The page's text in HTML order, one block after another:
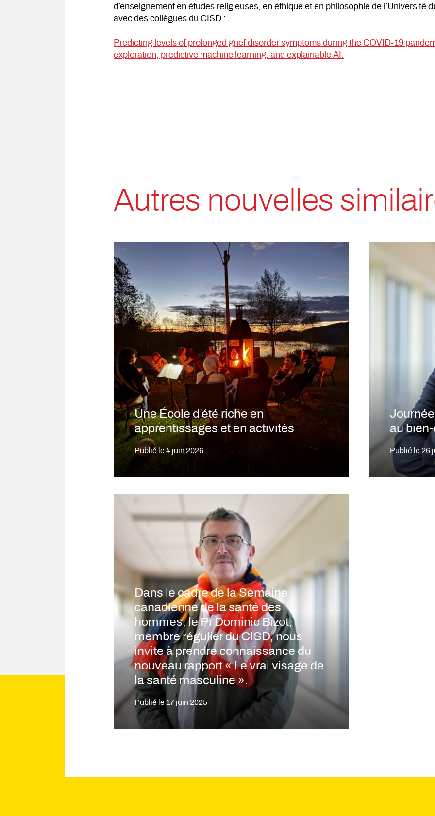
d’enseignement en études religieuses, en éthique et en philosophie de l’Université
avec des collègues du CISD :
Predicting levels of prolonged grief disorder symptoms during the COVID-19
exploration, predictive machine learning, and explainable AI.
Autres nouvelles
Une École d’été riche en
apprentissages et en activités
Publié le4 juin 2026
au
Publié le 26
Dans le cadre de la Semaine
canadienne de la santé des
hommes, le Pr Dominic Bizot,
membre régulier du CISD, nous
invite à prendre connaissance du
nouveau rapport « Le vrai visage de
la santé masculine ».
Publié le 17 juin 2025